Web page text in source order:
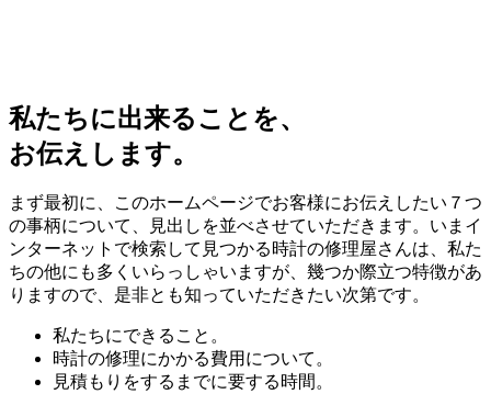
私たちに出来ることを、
お伝えします。
まず最初に、このホームページでお客様にお伝えしたい７つ
の事柄について、見出しを並べさせていただきます。いまイ
ンターネットで検索して見つかる時計の修理屋さんは、私た
ちの他にも多くいらっしゃいますが、幾つか際立つ特徴があ
りますので、是非とも知っていただきたい次第です。
私たちにできること。
時計の修理にかかる費用について。
見積もりをするまでに要する時間。